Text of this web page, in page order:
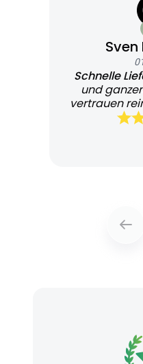
Schnelle
und
vertrauen
und